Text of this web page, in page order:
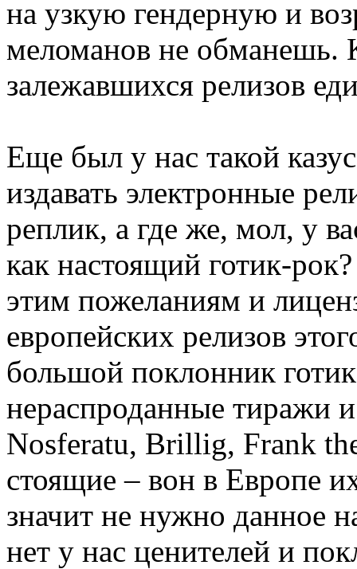
на узкую гендерную и
меломанов не обманешь.
залежавшихся релизов
Еще был у нас такой
издавать электронные
реплик, а где же, мол, у
как настоящий готик-
этим пожеланиям и
европейских релизов
большой поклонник
нераспроданные тиражи
Nosferatu, Brillig, Frank
стоящие – вон в Европе
значит не нужно данное
нет у нас ценителей и